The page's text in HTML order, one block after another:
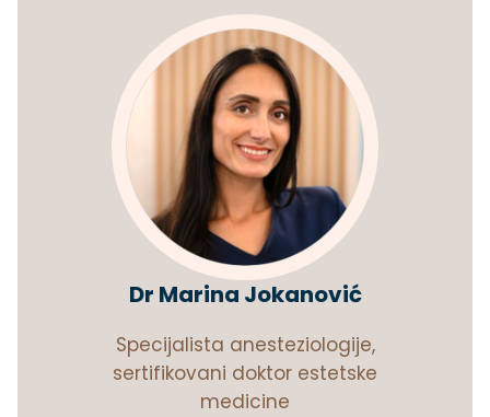
Dr Marina Jokanović
Specijalista anesteziologije,
sertifikovani doktor estetske
medicine